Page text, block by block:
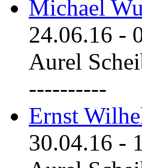
Michael
24.06.16 -
Aurel
----------
Ernst
30.04.16 -